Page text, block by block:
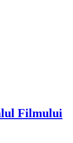
Filmului